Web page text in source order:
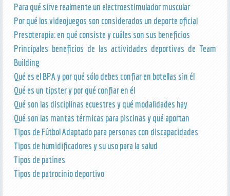
Para qué sirve realmente un electroestimulador muscular
Por qué los videojuegos son considerados un deporte oficial
Presoterapia: en qué consiste y cuáles son sus beneficios
Principales beneficios de las actividades deportivas de Team
Building
Qué es el BPA y por qué sólo debes confiar en botellas sin él
Qué es un tipster y por qué confiar en él
Qué son las disciplinas ecuestres y qué modalidades hay
Qué son las mantas térmicas para piscinas y qué aportan
Tipos de Fútbol Adaptado para personas con discapacidades
Tipos de humidificadores y su uso para la salud
Tipos de patines
Tipos de patrocinio deportivo